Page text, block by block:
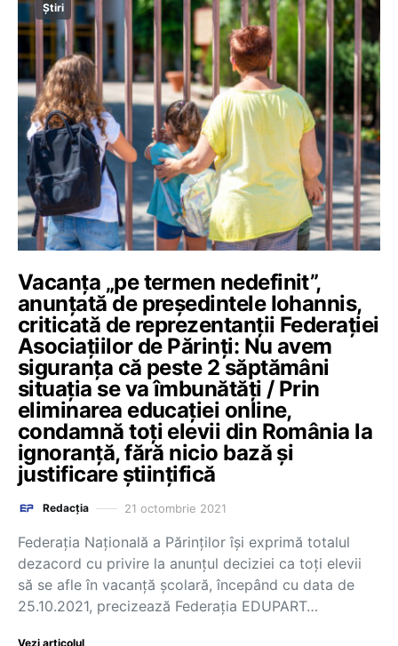
Știri
Vacanța „pe termen nedefinit”,
anunțată de președintele Iohannis,
criticată de reprezentanții Federației
Asociațiilor de Părinți: Nu avem
siguranța că peste 2 săptămâni
situația se va îmbunătăți / Prin
eliminarea educației online,
condamnă toți elevii din România la
ignoranță, fără nicio bază și
justificare științifică
Redacția 21 octombrie 2021
Federația Națională a Părinților își exprimă totalul
dezacord cu privire la anunțul deciziei ca toți elevii
să se afle în vacanță școlară, începând cu data de
25.10.2021, precizează Federația EDUPART…
Vezi articolul